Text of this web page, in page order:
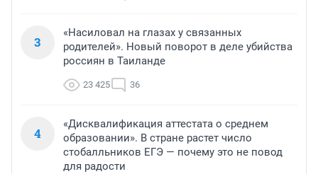
3
«Насиловал на глазах у связанных
родителей». Новый поворот в деле убийства
россиян в Таиланде
23 425 36
4
«Дисквалификация аттестата о среднем
образовании». В стране растет число
стобалльников ЕГЭ — почему это не повод
для радости